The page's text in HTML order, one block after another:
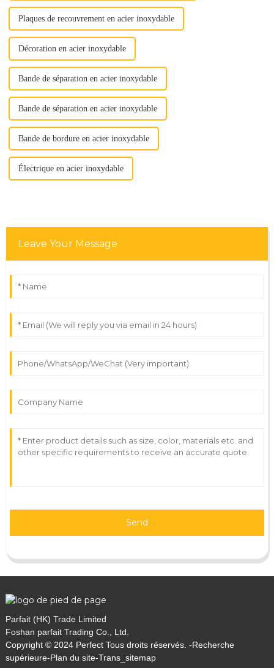
Plaques de recouvrement en acier inoxydable
Décoration en acier inoxydable
Bande de séparation en acier inoxydable
Bande de séparation en acier inoxydable
Bande de bordure en acier inoxydable
Électrique en acier inoxydable
Leave Your Message
Send
Parfait (HK) Trade Limited
Foshan parfait Trading Co., Ltd.
Copyright © 2024 Perfect Tous droits réservés. -Recherche
supérieure-Plan du site-Trans_sitemap